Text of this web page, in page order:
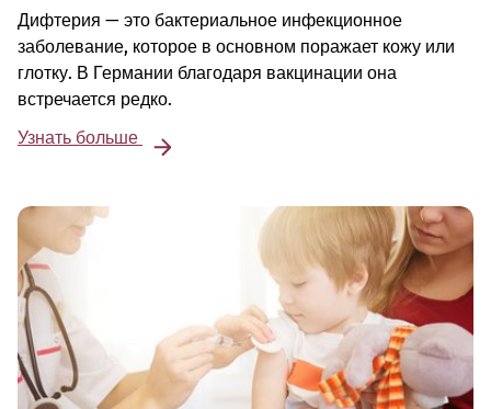
Дифтерия — это бактериальное инфекционное
заболевание, которое в основном поражает кожу или
глотку. В Германии благодаря вакцинации она
встречается редко.
Узнать больше